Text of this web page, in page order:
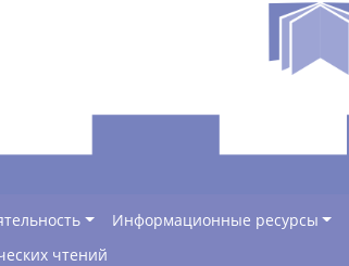
Информационные ресурсы
чтений